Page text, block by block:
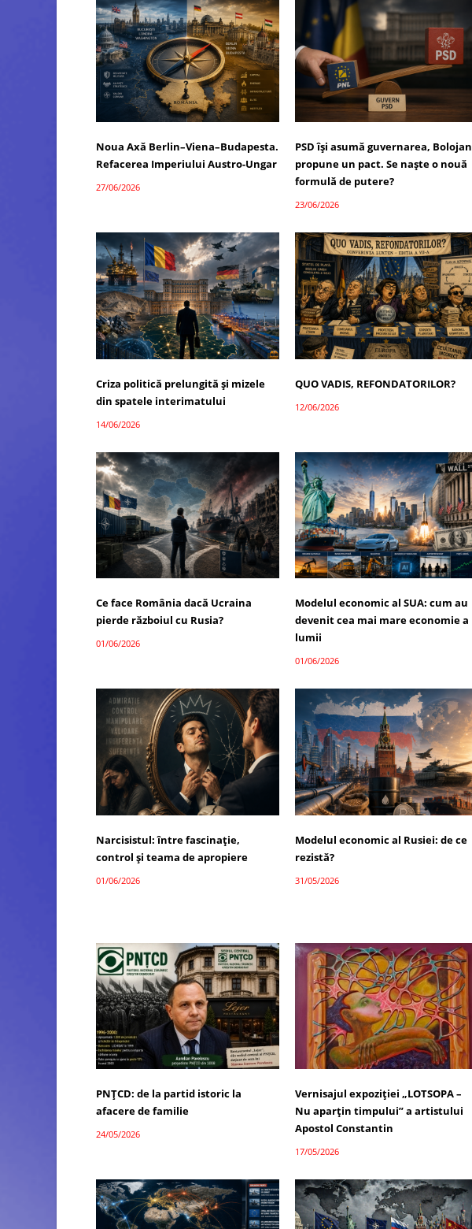
Noua Axă Berlin–Viena–Budapesta.
Refacerea Imperiului Austro-Ungar
27/06/2026
PSD își asumă guvernarea, Bolojan
propune un pact. Se naște o nouă
formulă de putere?
23/06/2026
Criza politică prelungită și mizele
din spatele interimatului
14/06/2026
QUO VADIS, REFONDATORILOR?
12/06/2026
Ce face România dacă Ucraina
pierde războiul cu Rusia?
01/06/2026
Modelul economic al SUA: cum au
devenit cea mai mare economie a
lumii
01/06/2026
Narcisistul: între fascinație,
control și teama de apropiere
01/06/2026
Modelul economic al Rusiei: de ce
rezistă?
31/05/2026
PNȚCD: de la partid istoric la
afacere de familie
24/05/2026
Vernisajul expoziției „LOTSOPA –
Nu aparțin timpului” a artistului
Apostol Constantin
17/05/2026